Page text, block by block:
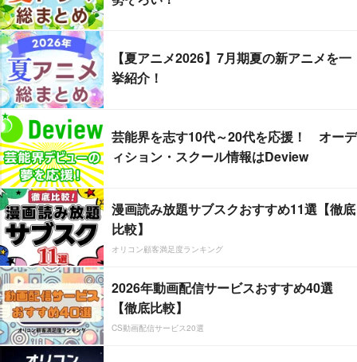
【夏アニメ2026】7月期夏の新アニメを一
挙紹介！
芸能界を志す10代～20代を応援！ オーデ
ィション・スクール情報はDeview
漫画読み放題サブスクおすすめ11選【徹底
比較】
オリコン顧客満足度ランキング
2026年動画配信サービスおすすめ40選
【徹底比較】
CS動画配信サービス20選